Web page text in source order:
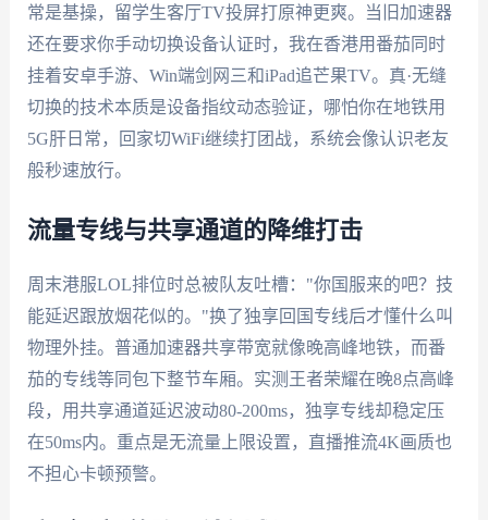
常是基操，留学生客厅TV投屏打原神更爽。当旧加速器
还在要求你手动切换设备认证时，我在香港用番茄同时
挂着安卓手游、Win端剑网三和iPad追芒果TV。真·无缝
切换的技术本质是设备指纹动态验证，哪怕你在地铁用
5G肝日常，回家切WiFi继续打团战，系统会像认识老友
般秒速放行。
流量专线与共享通道的降维打击
周末港服LOL排位时总被队友吐槽："你国服来的吧？技
能延迟跟放烟花似的。"换了独享回国专线后才懂什么叫
物理外挂。普通加速器共享带宽就像晚高峰地铁，而番
茄的专线等同包下整节车厢。实测王者荣耀在晚8点高峰
段，用共享通道延迟波动80-200ms，独享专线却稳定压
在50ms内。重点是无流量上限设置，直播推流4K画质也
不担心卡顿预警。